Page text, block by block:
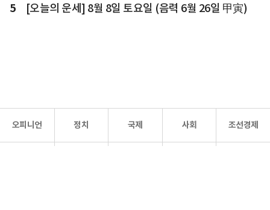
5 [오늘의 운세] 8월 8일 토요일 (음력 6월 26일 甲寅)
오피니언 정치 국제 사회 조선경제